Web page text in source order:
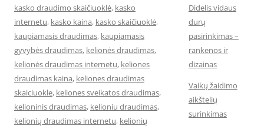
kasko draudimo skaičiuoklė, kasko
internetu, kasko kaina, kasko skaičiuoklė,
kaupiamasis draudimas, kaupiamasis
gyvybės draudimas, kelionės draudimas,
kelionės draudimas internetu, keliones
draudimas kaina, keliones draudimas
skaiciuokle, keliones sveikatos draudimas,
kelioninis draudimas, kelioniu draudimas,
kelionių draudimas internetu, kelionių
Didelis vidaus
durų
pasirinkimas –
rankenos ir
dizainas
Vaikų žaidimo
aikštelių
surinkimas